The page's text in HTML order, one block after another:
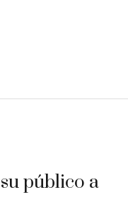
público a